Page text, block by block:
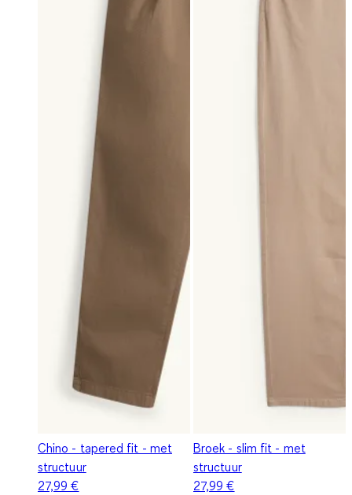
Chino - tapered fit - met
structuur
27,99 €
Broek - slim fit - met
structuur
27,99 €